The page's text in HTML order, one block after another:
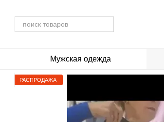
Мужская одежда
РАСПРОДАЖА